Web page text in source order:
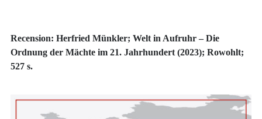
Recension: Herfried Münkler; Welt in Aufruhr – Die
Ordnung der Mächte im 21. Jahrhundert (2023); Rowohlt;
527 s.